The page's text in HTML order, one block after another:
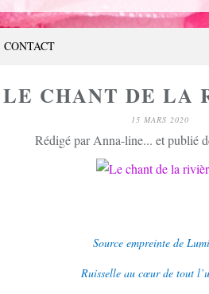
CONTACT
LE CHANT DE LA
15 MARS 2020
Rédigé par Anna-line... et publié
Source empreinte de
Ruisselle au cœur de tout